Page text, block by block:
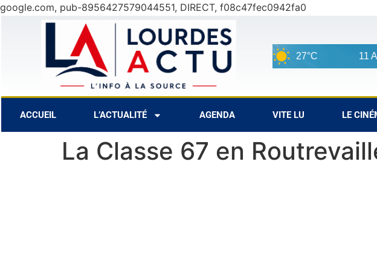
google.com, pub-8956427579044551, DIRECT, f08c47fec0942fa0
9 Août 10 Août 11 Août
ACCUEIL L’ACTUALITÉ AGENDA VITE LU LE
La Classe 67 en